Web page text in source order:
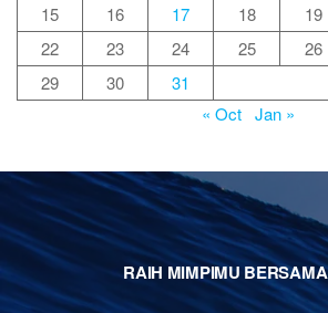
15
16 17 18 19
22
23 24 25 26
29
30
31
« Oct Jan »
RAIH MIMPIMU